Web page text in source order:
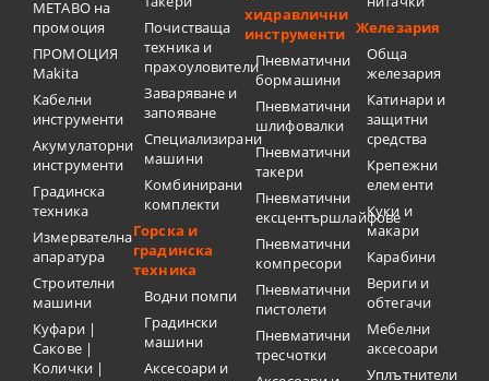
METABO на
промоция
ПРОМОЦИЯ
Makita
Кабелни
инструменти
Акумулаторни
инструменти
Градинска
техника
Измервателна
апаратура
Строителни
машини
Куфари |
Сакове |
Колички |
Почистваща
техника и
прахоуловители
Заваряване и
запояване
Специализирани
машини
Комбинирани
комплекти
Горска и
градинска
техника
Водни помпи
Градински
машини
Аксесоари и
хидравлични
инструменти
Пневматични
бормашини
Пневматични
шлифовалки
Пневматични
такери
Пневматични
ексцентършлайфове
Пневматични
компресори
Пневматични
пистолети
Пневматични
тресчотки
Железария
Обща
железария
Катинари и
защитни
средства
Крепежни
елементи
Куки и
макари
Карабини
Вериги и
обтегачи
Мебелни
аксесоари
Уплътнители